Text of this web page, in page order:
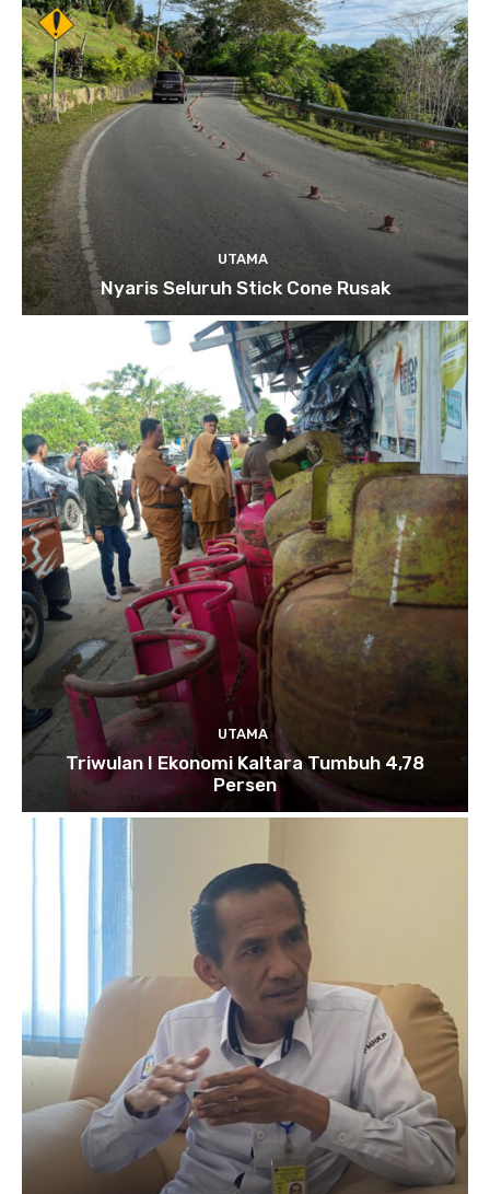
UTAMA
Nyaris Seluruh Stick Cone Rusak
UTAMA
Triwulan I Ekonomi Kaltara Tumbuh 4,78
Persen